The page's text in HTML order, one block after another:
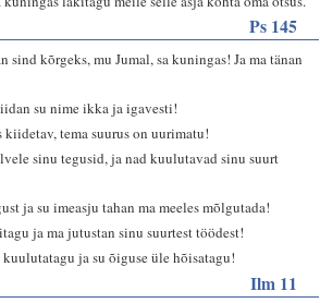
Ps 145
kõrgeks, mu Jumal, sa kuningas! Ja ma tänan
su nime ikka ja igavesti!
tema suurus on uurimatu!
sinu tegusid, ja nad kuulutavad sinu suurt
ja su imeasju tahan ma meeles mõlgutada!
ja ma jutustan sinu suurtest töödest!
kuulutatagu ja su õiguse üle hõisatagu!
Ilm 11